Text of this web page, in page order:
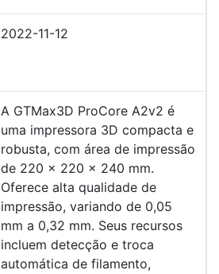
2022-11-12
A GTMax3D ProCore A2v2 é
uma impressora 3D compacta e
robusta, com área de impressão
de 220 x 220 x 240 mm.
Oferece alta qualidade de
impressão, variando de 0,05
mm a 0,32 mm. Seus recursos
incluem detecção e troca
automática de filamento,